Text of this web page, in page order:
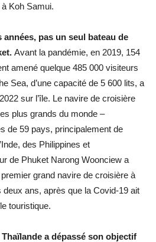
à Koh Samui.
pas un seul bateau de
Avant la pandémie, en 2019, 154
amené quelque 485 000 visiteurs
Sea, d’une capacité de 5 600 lits, a
sur l’île. Le navire de croisière
plus grands du monde –
de 59 pays, principalement de
des Philippines et
de Phuket Narong Woonciew a
premier grand navire de croisière à
ans, après que la Covid-19 ait
touristique.
a dépassé son objectif